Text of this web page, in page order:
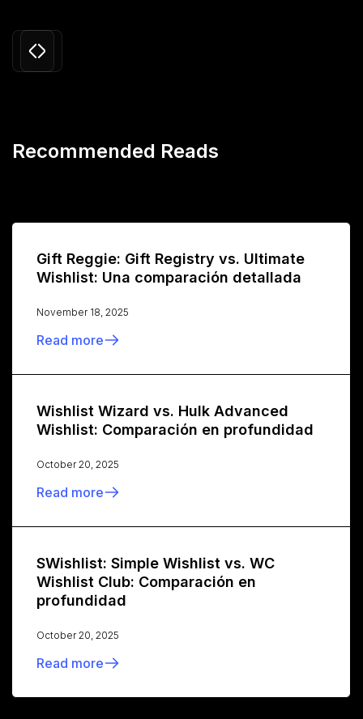
Recommended Reads
Gift Reggie: Gift Registry vs. Ultimate
Wishlist: Una comparación detallada
November 18, 2025
Read more
Wishlist Wizard vs. Hulk Advanced
Wishlist: Comparación en profundidad
October 20, 2025
Read more
SWishlist: Simple Wishlist vs. WC
Wishlist Club: Comparación en
profundidad
October 20, 2025
Read more